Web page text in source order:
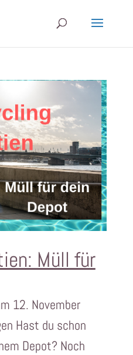
Müll für
12. November
Hast du schon
Depot? Noch